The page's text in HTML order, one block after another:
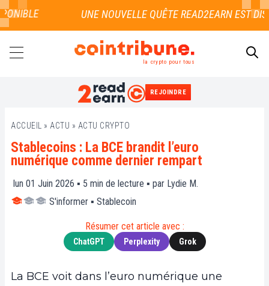
la crypto pour tous
REJOINDRE
ACCUEIL » ACTU » ACTU CRYPTO
Stablecoins : La BCE brandit l’euro
numérique comme dernier rempart
lun 01 Juin 2026 ▪ 5 min de lecture ▪ par Lydie M.
S'informer ▪ Stablecoin
Résumer cet article avec :
ChatGPT Perplexity Grok
La BCE voit dans l’euro numérique une